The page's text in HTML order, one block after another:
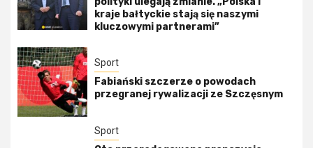
kraje bałtyckie stają się naszymi
kluczowymi partnerami”
Sport
Fabiański szczerze o powodach
przegranej rywalizacji ze Szczęsnym
Sport